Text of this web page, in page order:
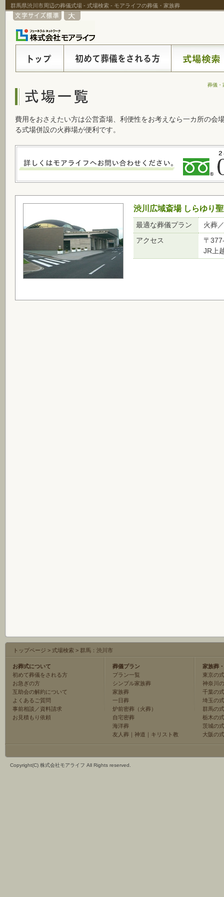
群馬県渋川市周辺の葬儀式場 - 式場検索 - モアライフの葬儀・家族葬
葬儀・
費用をおさえたい方は公営斎場、利便性をお考えなら一カ所の会
る式場併設の火葬場が便利です。
渋川広域斎場 しらゆり
最適な葬儀プラン
火葬
アクセス
〒
JR上
トップページ > 式場検索 > 群馬：渋川市
お葬式について
初めて葬儀をされる方
お急ぎの方
互助会の解約について
よくあるご質問
事前相談／資料請求
お見積もり依頼
葬儀プラン
プラン一覧
シンプル家族葬
家族葬
一日葬
炉前密葬（火葬）
自宅密葬
海洋葬
友人葬 ｜ 神道 ｜ キリスト教
家族葬
東京の
神奈川
千葉の
埼玉の
群馬の
栃木の
茨城の
大阪の
Copyright(C) 株式会社モアライフ All Rights reserved.